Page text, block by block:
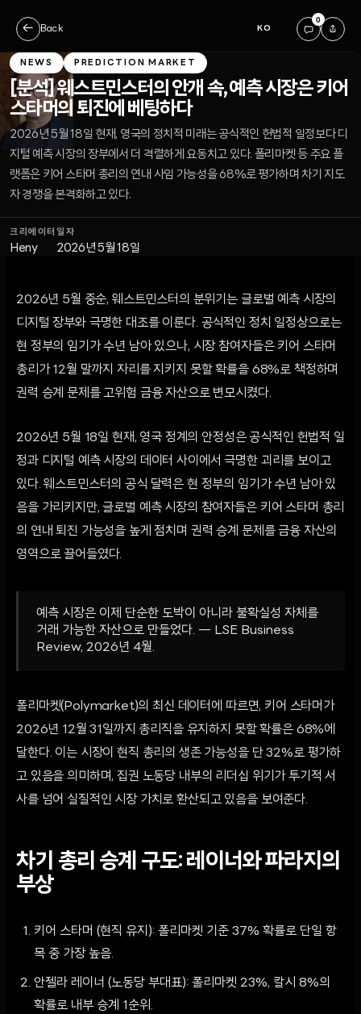
← Back KO
0
NEWS PREDICTION MARKET
[분석] 웨스트민스터의 안개 속, 예측 시장은 키어
스타머의 퇴진에 베팅하다
2026년 5월 18일 현재, 영국의 정치적 미래는 공식적인 헌법적 일정보다 디
지털 예측 시장의 장부에서 더 격렬하게 요동치고 있다. 폴리마켓 등 주요 플
랫폼은 키어 스타머 총리의 연내 사임 가능성을 68%로 평가하며 차기 지도
자 경쟁을 본격화하고 있다.
크리에이터
Heny
일자
2026년 5월 18일
2026년 5월 중순, 웨스트민스터의 분위기는 글로벌 예측 시장의
디지털 장부와 극명한 대조를 이룬다. 공식적인 정치 일정상으로는
현 정부의 임기가 수년 남아 있으나, 시장 참여자들은 키어 스타머
총리가 12월 말까지 자리를 지키지 못할 확률을 68%로 책정하며
권력 승계 문제를 고위험 금융 자산으로 변모시켰다.
2026년 5월 18일 현재, 영국 정계의 안정성은 공식적인 헌법적 일
정과 디지털 예측 시장의 데이터 사이에서 극명한 괴리를 보이고
있다. 웨스트민스터의 공식 달력은 현 정부의 임기가 수년 남아 있
음을 가리키지만, 글로벌 예측 시장의 참여자들은 키어 스타머 총리
의 연내 퇴진 가능성을 높게 점치며 권력 승계 문제를 금융 자산의
영역으로 끌어들였다.
예측 시장은 이제 단순한 도박이 아니라 불확실성 자체를
거래 가능한 자산으로 만들었다. — LSE Business
Review, 2026년 4월.
폴리마켓(Polymarket)의 최신 데이터에 따르면, 키어 스타머가
2026년 12월 31일까지 총리직을 유지하지 못할 확률은 68%에
달한다. 이는 시장이 현직 총리의 생존 가능성을 단 32%로 평가하
고 있음을 의미하며, 집권 노동당 내부의 리더십 위기가 투기적 서
사를 넘어 실질적인 시장 가치로 환산되고 있음을 보여준다.
차기 총리 승계 구도: 레이너와 파라지의
부상
키어 스타머 (현직 유지): 폴리마켓 기준 37% 확률로 단일 항
목 중 가장 높음.
안젤라 레이너 (노동당 부대표): 폴리마켓 23%, 칼시 8%의
확률로 내부 승계 1순위.